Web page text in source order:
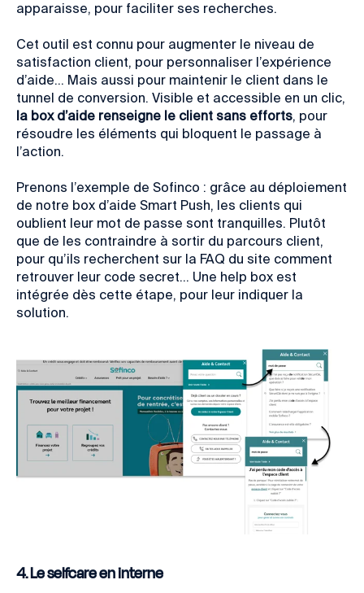
apparaisse, pour faciliter ses recherches.
Cet outil est connu pour augmenter le niveau de
satisfaction client, pour personnaliser l’expérience
d’aide… Mais aussi pour maintenir le client dans le
tunnel de conversion. Visible et accessible en un clic,
la box d’aide renseigne le client sans efforts, pour
résoudre les éléments qui bloquent le passage à
l’action.
Prenons l’exemple de Sofinco : grâce au déploiement
de notre box d’aide Smart Push, les clients qui
oublient leur mot de passe sont tranquilles. Plutôt
que de les contraindre à sortir du parcours client,
pour qu’ils recherchent sur la FAQ du site comment
retrouver leur code secret… Une help box est
intégrée dès cette étape, pour leur indiquer la
solution.
4. Le selfcare en interne